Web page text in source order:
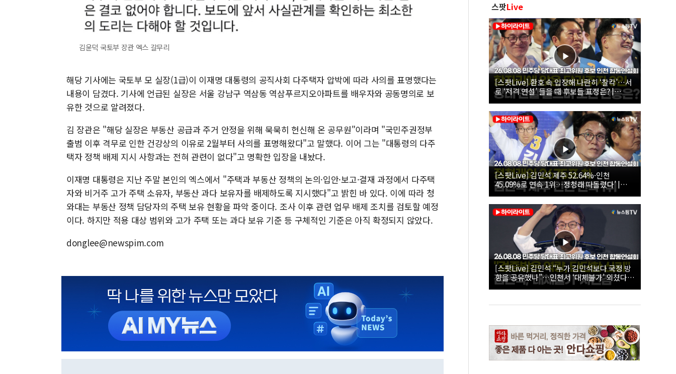
김윤덕 국토부 장관 엑스 갈무리
해당 기사에는 국토부 모 실장(1급)이 이재명 대통령의 공직사회 다주택자 압박에 따라 사의를 표명했다는
내용이 담겼다. 기사에 언급된 실장은 서울 강남구 역삼동 역삼푸르지오아파트를 배우자와 공동명의로 보
유한 것으로 알려졌다.
김 장관은 "해당 실장은 부동산 공급과 주거 안정을 위해 묵묵히 헌신해 온 공무원"이라며 "국민주권정부
출범 이후 격무로 인한 건강상의 이유로 2월부터 사의를 표명해왔다"고 말했다. 이어 그는 "대통령의 다주
택자 정책 배제 지시 사항과는 전혀 관련이 없다"고 명확한 입장을 내놨다.
이재명 대통령은 지난 주말 본인의 엑스에서 "주택과 부동산 정책의 논의·입안·보고·결재 과정에서 다주택
자와 비거주 고가 주택 소유자, 부동산 과다 보유자를 배제하도록 지시했다"고 밝힌 바 있다. 이에 따라 청
와대는 부동산 정책 담당자의 주택 보유 현황을 파악 중이다. 조사 이후 관련 업무 배제 조치를 검토할 예정
이다. 하지만 적용 대상 범위와 고가 주택 또는 과다 보유 기준 등 구체적인 기준은 아직 확정되지 않았다.
donglee@newspim.com
스팟Live
[스팟Live] 환호 속 입장해 나란히 ‘찰칵’…서
로 ‘저격 연설’ 들을 때 후보들 표정은? |
26.08.08 더불어민주당 당대표·최고위원 후
보 인천 합동연설회
[스팟Live] 김민석 제주 52.64%·인천
45.09%로 연속 1위…정청래 따돌렸다’ |
26.08.08 더불어민주당 당대표·최고위원 후
보 인천 합동연설회
[스팟Live] 김민석 “누가 김민석보다 국정 방
향을 공유했나”…인천서 ‘대체불가’ 외쳤다 |
26.08.08 더불어민주당 당대표·최고위원 후